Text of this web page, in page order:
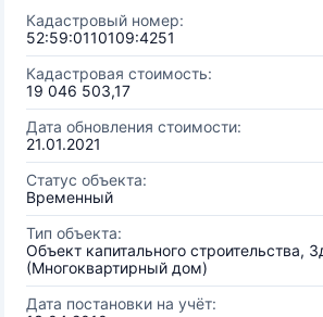
Кадастровый номер:
52:59:0110109:4251
Кадастровая стоимость:
19 046 503,17
Дата обновления стоимости:
21.01.2021
Статус объекта:
Временный
Тип объекта:
Объект капитального строительства,
(Многоквартирный дом)
Дата постановки на учёт: